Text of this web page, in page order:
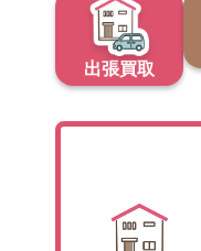
出張買取